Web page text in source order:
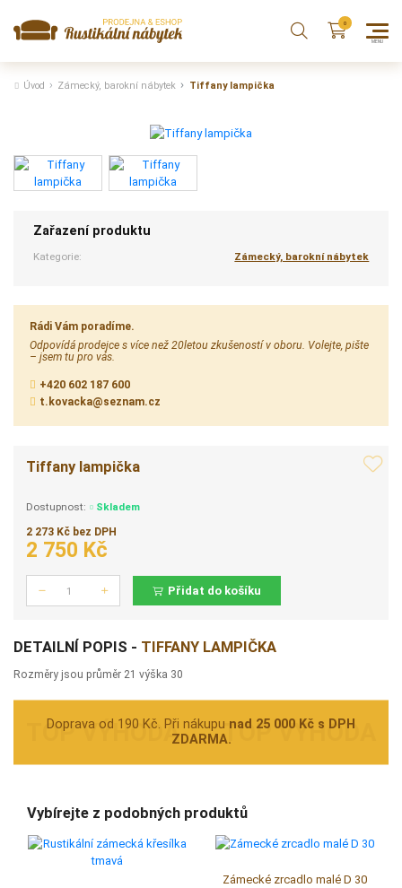
Úvod Zámecký, barokní nábytek Tiffany lampička
Zařazení produktu
Kategorie: Zámecký, barokní nábytek
Rádi Vám poradíme.
Odpovídá prodejce s více než 20letou zkušeností v oboru. Volejte, pište
– jsem tu pro vás.
+420 602 187 600
t.kovacka@seznam.cz
Tiffany lampička
Dostupnost:
Skladem
2 273 Kč bez DPH
2 750 Kč
Přidat do košíku
DETAILNÍ POPIS - TIFFANY LAMPIČKA
Rozměry jsou průměr 21 výška 30
Doprava od 190 Kč. Při nákupu nad 25 000 Kč s DPH
ZDARMA.
Vybírejte z podobných produktů
Zámecké zrcadlo malé D 30